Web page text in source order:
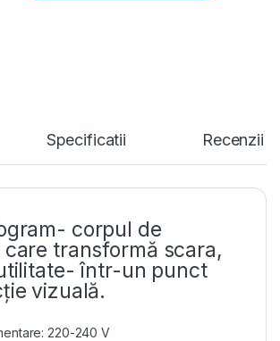
Specificatii Recenzii
corpul de
transformă scara,
într-un punct
vizuală.
220-240 V